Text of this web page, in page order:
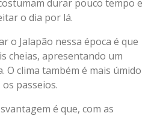
durar pouco tempo e
o dia por lá.
o Jalapão nessa época é que
cheias, apresentando um
O clima também é mais úmido
passeios.
é que, com as